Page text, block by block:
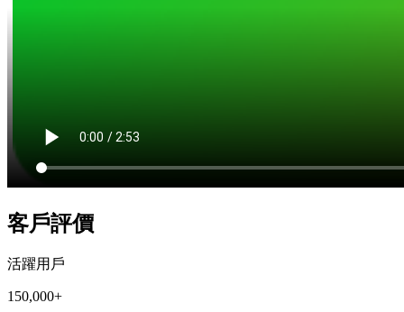
客戶評價
活躍用戶
150,000+